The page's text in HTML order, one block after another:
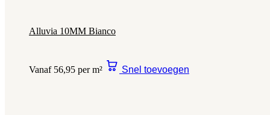
Alluvia 10MM Bianco
Vanaf 56,95 per m² Snel toevoegen